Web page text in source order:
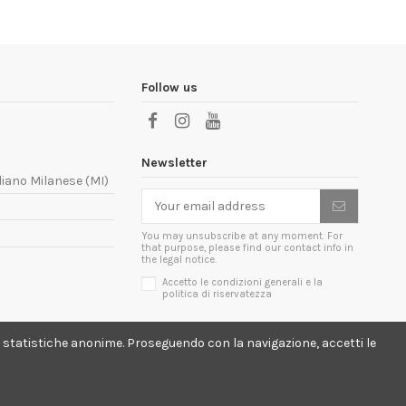
Milanese (MI)
Follow us
Newsletter
You may unsubscribe at any moment. For
that purpose, please find our contact info in
the legal notice.
Accetto le condizioni generali e la
politica di riservatezza
anonime. Proseguendo con la navigazione, accetti le